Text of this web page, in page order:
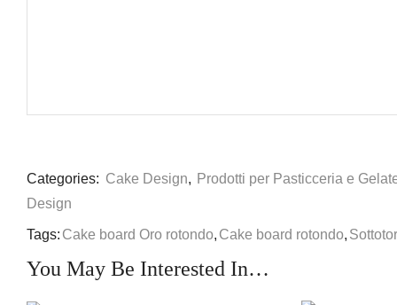
Categories: Cake Design, Prodotti per Pasticceria e
Design
Tags: Cake board Oro rotondo, Cake board rotondo,
You May Be Interested In…